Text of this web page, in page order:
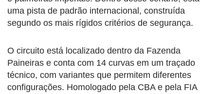
uma pista de padrão internacional, construída
segundo os mais rígidos critérios de segurança.
O circuito está localizado dentro da Fazenda
Paineiras e conta com 14 curvas em um traçado
técnico, com variantes que permitem diferentes
configurações. Homologado pela CBA e pela FIA